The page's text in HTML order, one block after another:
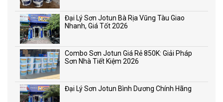
Đại Lý Sơn Jotun Bà Rịa Vũng Tàu Giao
Nhanh, Giá Tốt 2026
Combo Sơn Jotun Giá Rẻ 850K: Giải Pháp
Sơn Nhà Tiết Kiệm 2026
Đại Lý Sơn Jotun Bình Dương Chính Hãng